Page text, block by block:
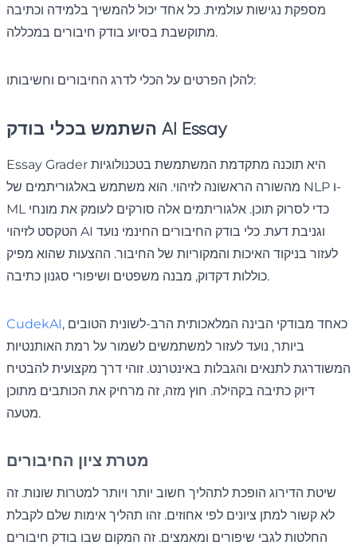
מספקת נגישות עולמית. כל אחד יכול להמשיך בלמידה וכתיבה
מתוקשבת בסיוע בודק חיבורים במכללה.
להלן הפרטים על הכלי לדרג החיבורים וחשיבותו:
השתמש בכלי בודק AI Essay
Essay Grader היא תוכנה מתקדמת המשתמשת בטכנולוגיות
מהשורה הראשונה לזיהוי. הוא משתמש באלגוריתמים של NLP ו-
ML כדי לסרוק תוכן. אלגוריתמים אלה סורקים לעומק את מונחי
הטקסט לזיהוי AI וגניבת דעת. כלי בודק החיבורים החינמי נועד
לעזור בניקוד האיכות והמקוריות של החיבור. ההצעות שהוא מפיק
כוללות דקדוק, מבנה משפטים ושיפורי סגנון כתיבה.
CudekAI, כאחד מבודקי הבינה המלאכותית הרב-לשונית הטובים
ביותר, נועד לעזור למשתמשים לשמור על רמת האותנטיות
המשודרגת לתנאים והגבלות באינטרנט. זוהי דרך מקצועית להבטיח
דיוק כתיבה בקהילה. חוץ מזה, זה מרחיק את הכותבים מתוכן
מטעה.
מטרת ציון החיבורים
שיטת הדירוג הופכת לתהליך חשוב יותר ויותר למטרות שונות. זה
לא קשור למתן ציונים לפי אחוזים. זהו תהליך אימות שלם לקבלת
החלטות לגבי שיפורים ומאמצים. זה המקום שבו בודק חיבורים